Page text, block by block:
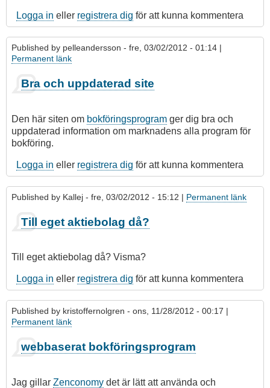
Logga in eller registrera dig för att kunna kommentera
Published by pelleandersson - fre, 03/02/2012 - 01:14 |
Permanent länk
Bra och uppdaterad site
Den här siten om bokföringsprogram ger dig bra och
uppdaterad information om marknadens alla program för
bokföring.
Logga in eller registrera dig för att kunna kommentera
Published by Kallej - fre, 03/02/2012 - 15:12 | Permanent länk
Till eget aktiebolag då?
Till eget aktiebolag då? Visma?
Logga in eller registrera dig för att kunna kommentera
Published by kristoffernolgren - ons, 11/28/2012 - 00:17 |
Permanent länk
webbaserat bokföringsprogram
Jag gillar Zenconomy det är lätt att använda och